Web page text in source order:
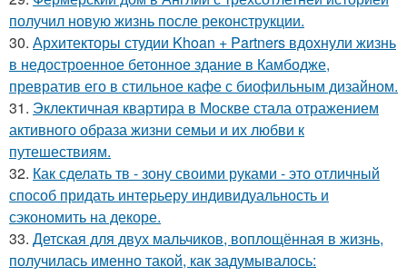
получил новую жизнь после реконструкции.
30. Архитекторы студии Khoan + Partners вдохнули жизнь
в недостроенное бетонное здание в Камбодже,
превратив его в стильное кафе с биофильным дизайном.
31. Эклектичная квартира в Москве стала отражением
активного образа жизни семьи и их любви к
путешествиям.
32. Как сделать тв - зону своими руками - это отличный
способ придать интерьеру индивидуальность и
сэкономить на декоре.
33. Детская для двух мальчиков, воплощённая в жизнь,
получилась именно такой, как задумывалось: